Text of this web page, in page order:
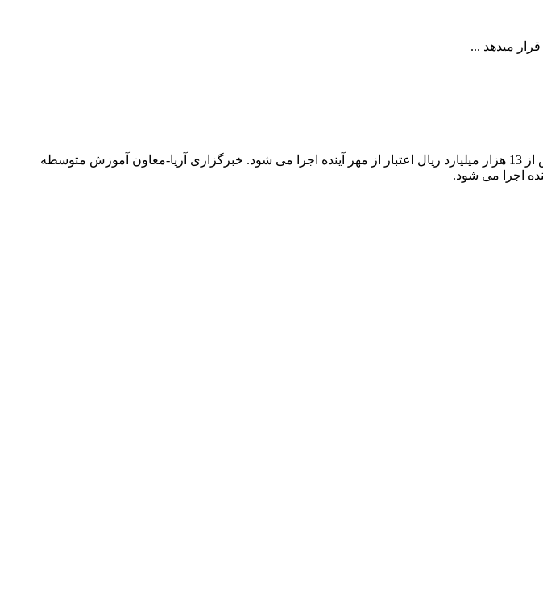
خبرگزاری آریا-معاون آموزش متوسطه وزارت آموزش و پرورش گفت: طرح رتبه بندی فرهنگیان با بیش از 13 هزار میلیارد ریال اعتبار از مهر آینده اجرا می شود. خبرگزاری آریا-معاون آموزش متوسطه